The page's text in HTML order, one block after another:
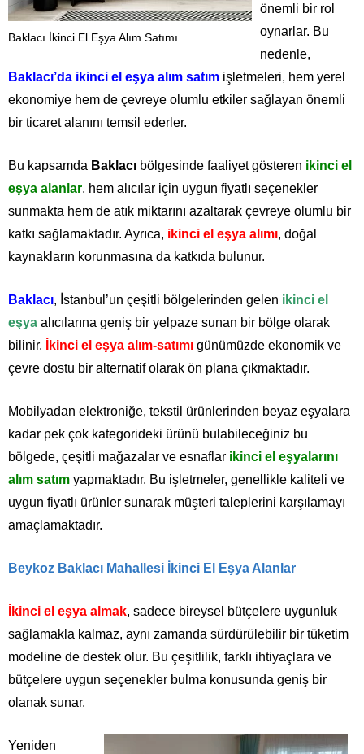
Baklacı İkinci El Eşya Alım Satımı
önemli bir rol
oynarlar. Bu
nedenle,
Baklacı’da ikinci el eşya alım satım işletmeleri, hem yerel
ekonomiye hem de çevreye olumlu etkiler sağlayan önemli
bir ticaret alanını temsil ederler.
Bu kapsamda Baklacı bölgesinde faaliyet gösteren ikinci el
eşya alanlar, hem alıcılar için uygun fiyatlı seçenekler
sunmakta hem de atık miktarını azaltarak çevreye olumlu bir
katkı sağlamaktadır. Ayrıca, ikinci el eşya alımı, doğal
kaynakların korunmasına da katkıda bulunur.
Baklacı, İstanbul’un çeşitli bölgelerinden gelen ikinci el
eşya alıcılarına geniş bir yelpaze sunan bir bölge olarak
bilinir.
İkinci el eşya alım-satımı günümüzde ekonomik ve
çevre dostu bir alternatif olarak ön plana çıkmaktadır.
Mobilyadan elektroniğe, tekstil ürünlerinden beyaz eşyalara
kadar pek çok kategorideki ürünü bulabileceğiniz bu
bölgede, çeşitli mağazalar ve esnaflar ikinci el eşyalarını
alım satım yapmaktadır. Bu işletmeler, genellikle kaliteli ve
uygun fiyatlı ürünler sunarak müşteri taleplerini karşılamayı
amaçlamaktadır.
Beykoz Baklacı Mahallesi İkinci El Eşya Alanlar
İkinci el eşya almak, sadece bireysel bütçelere uygunluk
sağlamakla kalmaz, aynı zamanda sürdürülebilir bir tüketim
modeline de destek olur. Bu çeşitlilik, farklı ihtiyaçlara ve
bütçelere uygun seçenekler bulma konusunda geniş bir
olanak sunar.
Yeniden